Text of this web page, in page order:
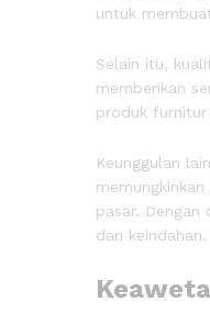
untuk
Selain itu,
memberikan
produk furnitur
Keunggulan
pasar.
dan keindahan.